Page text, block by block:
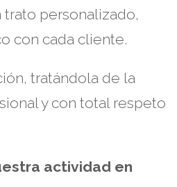
personalizado,
con cada cliente.
tratándola de la
y con total respeto
actividad en